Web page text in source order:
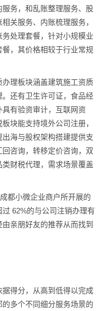
务，和乱账整理服务、股
关服务、内账梳理服务，
处理套餐，针对小规模业
，其价格相较于行业常规
理板块涵盖建筑施工资质
还有卫生许可证，食品经
有验资审计，互联网资
块能支持境外公司注册，
海与股权架构搭建提供支
咨询，转移定价咨询，双
财税代理，需求场景覆盖
都小微企业商户所开展的
62%的与公司注销办理有
亲朋好友的推荐从而找到
得分，从高到低得以完成
多个不同细分服务场景的